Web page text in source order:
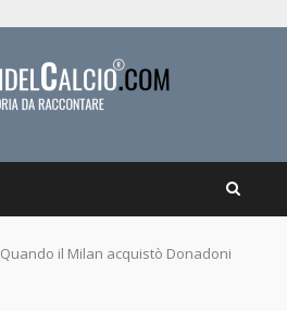
Quando il Milan acquistò Donadoni